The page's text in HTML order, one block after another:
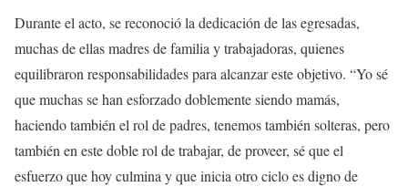
Durante el acto, se reconoció la dedicación de las egresadas,
muchas de ellas madres de familia y trabajadoras, quienes
equilibraron responsabilidades para alcanzar este objetivo. “Yo sé
que muchas se han esforzado doblemente siendo mamás,
haciendo también el rol de padres, tenemos también solteras, pero
también en este doble rol de trabajar, de proveer, sé que el
esfuerzo que hoy culmina y que inicia otro ciclo es digno de